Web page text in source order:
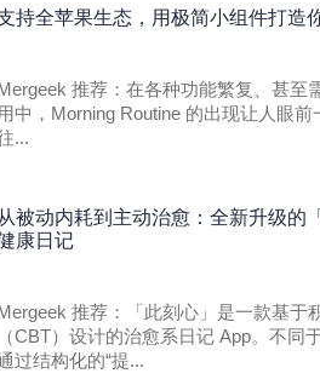
持全苹果生态，用极简小组件打造
推荐：在各种功能繁复、甚至
用中，Morning Routine 的出现让人眼
...
从被动内耗到主动治愈：全新升级的
康日记
推荐：「此刻心」是一款基于
（CBT）设计的治愈系日记 App。不同
过结构化的“提...